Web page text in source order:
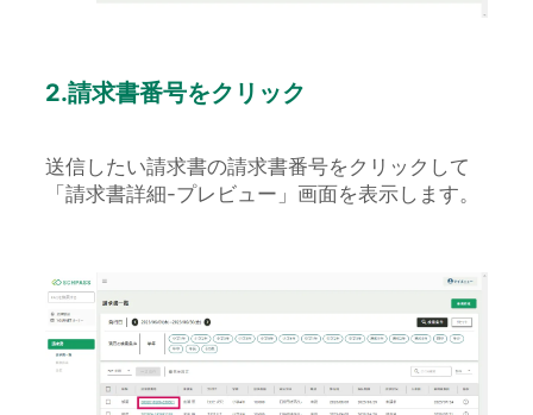
2.請求書番号をクリック
送信したい請求書の請求書番号をクリックして
「請求書詳細-プレビュー」画面を表示します。